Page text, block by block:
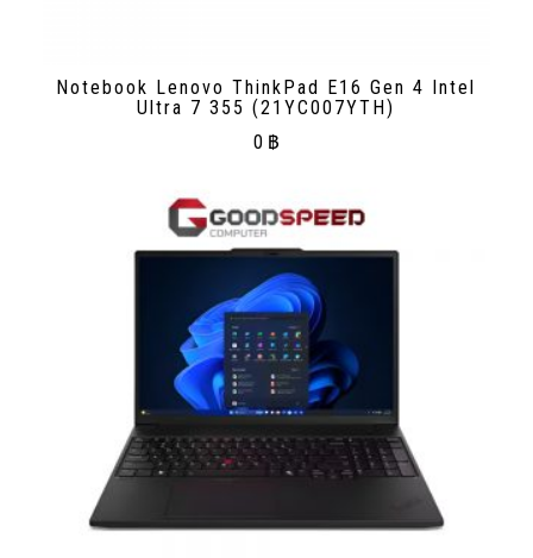
Notebook Lenovo ThinkPad E16 Gen 4 Intel
Ultra 7 355 (21YC007YTH)
0 ฿